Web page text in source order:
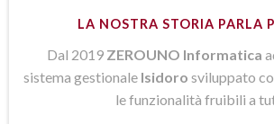
LA NOSTRA STORIA PARLA
Dal 2019 ZEROUNO Informatica
sistema gestionale Isidoro sviluppato
le funzionalità fruibili a